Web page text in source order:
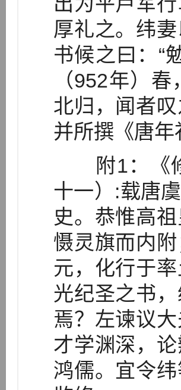
厚礼之。纬
书候之曰：“
（952年）
北归，闻者
并所撰《唐
附1：《修
十一）:载唐
史。恭惟高
慑灵旗而内
元，化行于
光纪圣之书
焉？左谏议
才学渊深，
鸿儒。宜令